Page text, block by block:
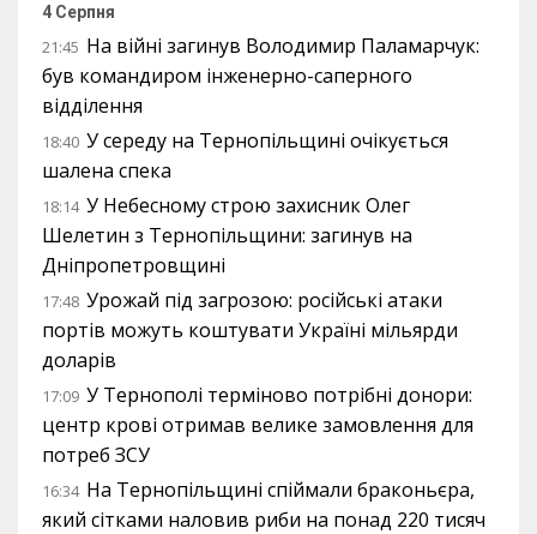
4 Серпня
21:45 На війні загинув Володимир Паламарчук:
був командиром інженерно-саперного
відділення
18:40 У середу на Тернопільщині очікується
шалена спека
18:14 У Небесному строю захисник Олег
Шелетин з Тернопільщини: загинув на
Дніпропетровщині
17:48 Урожай під загрозою: російські атаки
портів можуть коштувати Україні мільярди
доларів
17:09 У Тернополі терміново потрібні донори:
центр крові отримав велике замовлення для
потреб ЗСУ
16:34 На Тернопільщині спіймали браконьєра,
який сітками наловив риби на понад 220 тисяч